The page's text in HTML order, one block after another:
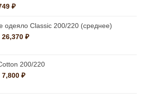
₽.
₽Текущая
749 ₽.
одеяло Classic 200/220 (среднее)
Первоначальная
29,300 ₽.
26,370₽Текущая
200/220
Первоначальная
7,800₽Текущая